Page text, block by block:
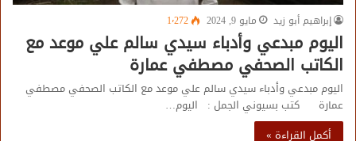
إبراهيم أبو زيد
مايو 9, 2024 1٬272
اليوم مبدعي وأدباء سيدي سالم علي موعد مع
الكاتب الصحفي مصطفي عمارة
اليوم مبدعي وأدباء سيدي سالم علي موعد مع الكاتب الصحفي مصطفي
عمارة كتب بسيوني الجمل : اليوم…
أكمل القراءة »